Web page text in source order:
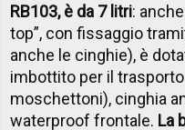
RB103, è da 7 litri:
top”, con fissaggio
anche le cinghie), è
imbottito per il
moschettoni), cinghia
waterproof frontale. La